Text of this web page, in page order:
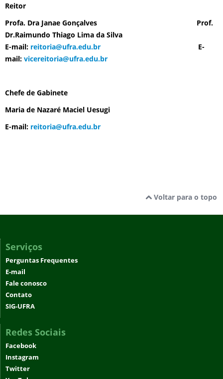
Reitor
Profa. Dra Janae Gonçalves Prof.
Dr.Raimundo Thiago Lima da Silva
E-mail: reitoria@ufra.edu.br E-
mail: vicereitoria@ufra.edu.br
Chefe de Gabinete
Maria de Nazaré Maciel Uesugi
E-mail: reitoria@ufra.edu.br
Voltar para o topo
Serviços
Perguntas Frequentes
E-mail
Fale conosco
Contato
SIG-UFRA
Redes Sociais
Facebook
Instagram
Twitter